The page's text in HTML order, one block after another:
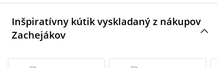
Inšpiratívny kútik vyskladaný z nákupov
Zachejákov